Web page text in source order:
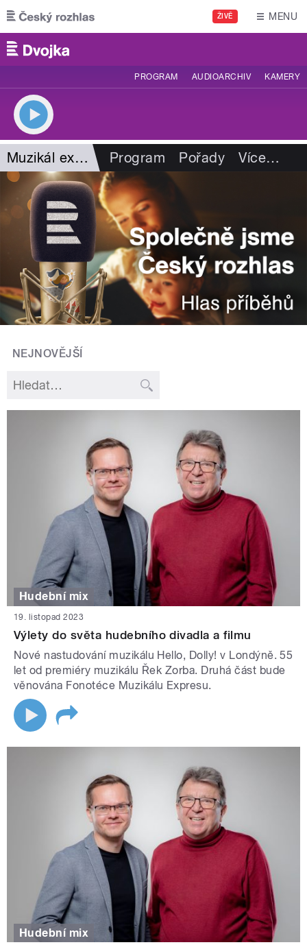
Přejít k hlavnímu obsahu
ŽIVĚ MENU
PROGRAM AUDIOARCHIV KAMERY
Muzikál expres Program Pořady Více…
NEJNOVĚJŠÍ
Hudební mix
19. listopad 2023
Výlety do světa hudebního divadla a filmu
Nové nastudování muzikálu Hello, Dolly! v Londýně. 55
let od premiéry muzikálu Řek Zorba. Druhá část bude
věnována Fonotéce Muzikálu Expresu.
Hudební mix